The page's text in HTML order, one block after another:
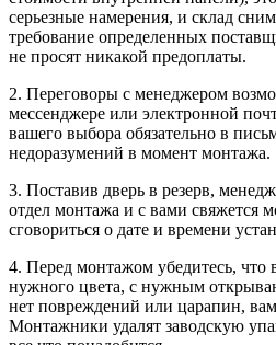
серьезные намерения, и склад
требование определенных
не просят никакой предоплаты.
2. Переговоры с менеджером
мессенджере или электронной
вашего выбора обязательно в
недоразумений в момент монтажа.
3. Поставив дверь в резерв,
отдел монтажа и с вами свяжется
сговориться о дате и времени
4. Перед монтажом убедитесь, что
нужного цвета, с нужным
нет повреждений или царапин, вам
Монтажники удалят заводскую